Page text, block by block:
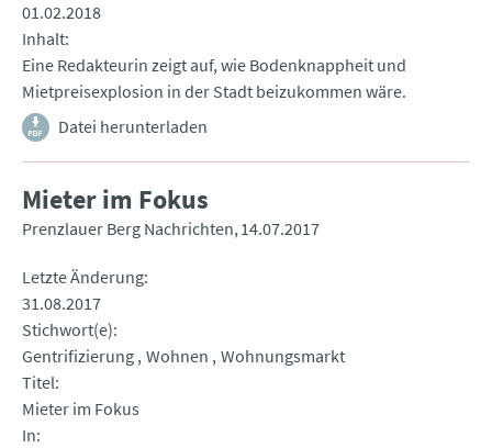
01.02.2018
Inhalt
Eine Redakteurin zeigt auf, wie Bodenknappheit und
Mietpreisexplosion in der Stadt beizukommen wäre.
Datei herunterladen
Mieter im Fokus
Prenzlauer Berg Nachrichten 14.07.2017
Letzte Änderung
31.08.2017
Stichwort(e)
Gentrifizierung Wohnen Wohnungsmarkt
Titel
Mieter im Fokus
In